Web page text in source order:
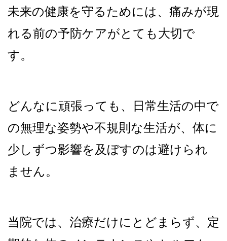
未来の健康を守るためには、痛みが現
れる前の予防ケアがとても大切で
す。
どんなに頑張っても、日常生活の中で
の無理な姿勢や不規則な生活が、体に
少しずつ影響を及ぼすのは避けられ
ません。
当院では、治療だけに とどまらず、定